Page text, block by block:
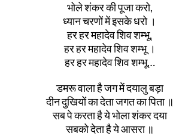
भोले शंकर की पूजा करो,
ध्यान चरणों में इसके धरो ।
हर हर महादेव शिव शम्भू,
हर हर महादेव शिव शम्भू ।
हर हर महादेव शिव शम्भू…
डमरू वाला है जग में दयालु बड़ा
दीन दुखियों का देता जगत का पिता ॥
सब पे करता है ये भोला शंकर दया
सबको देता है ये आसरा ॥